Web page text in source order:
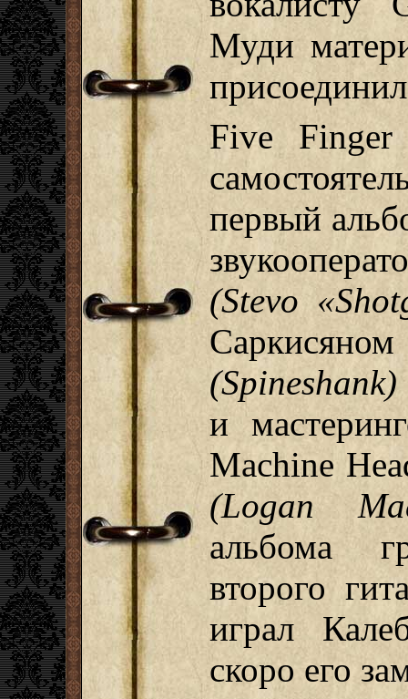
Муди
Five Finger
первый
(Stevo
(Spineshank)
и
Machine
(Logan
альбома
второго
играл
скоро его